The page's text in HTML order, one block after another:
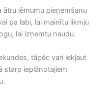
ātru lēmumu pieņemšanu
pa labi, lai mainītu likmju
lai izņemtu naudu.
tāpēc vari iekļaut
starp ieplānotajiem